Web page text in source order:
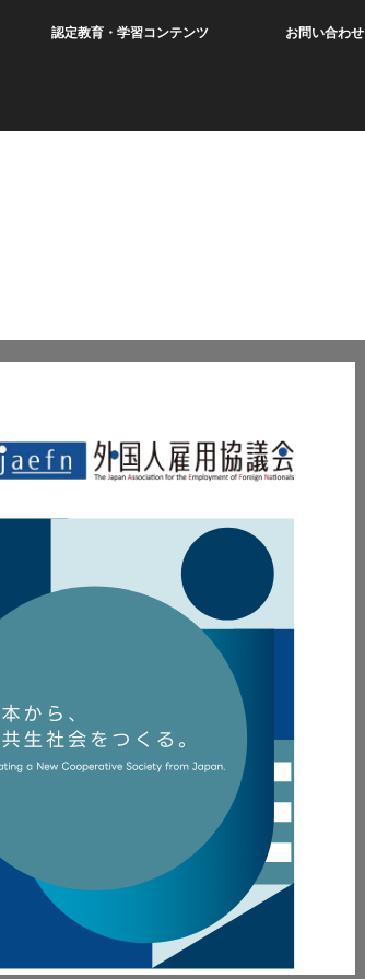
認定教育・学習コンテンツ お問い合わせ